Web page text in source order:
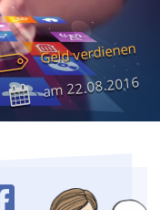
Geld verdienen
am22.08.2016